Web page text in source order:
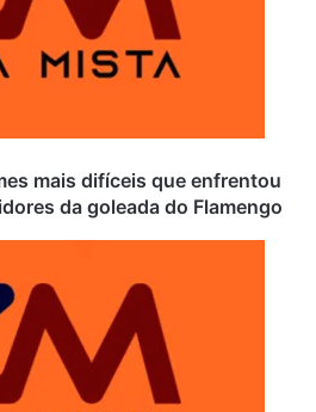
mais difíceis que enfrentou
da goleada do Flamengo